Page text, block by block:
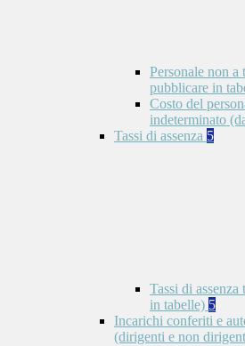
Personale non a
pubblicare in
Costo del
indeterminato
Tassi di assenza 5
Tassi di
in tabelle) 5
Incarichi conferiti e
(dirigenti e non